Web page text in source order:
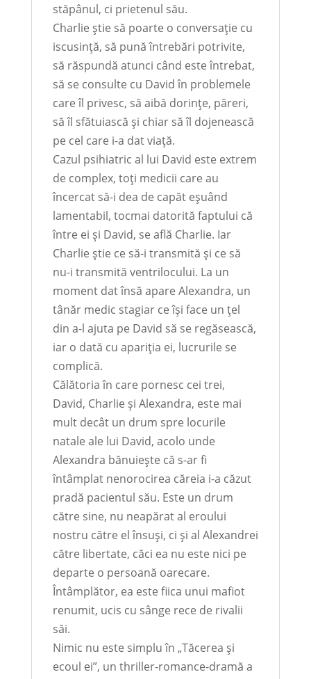
stăpânul, ci prietenul său.
Charlie știe să poarte o conversație cu
iscusință, să pună întrebări potrivite,
să răspundă atunci când este întrebat,
să se consulte cu David în problemele
care îl privesc, să aibă dorințe, păreri,
să îl sfătuiască și chiar să îl dojenească
pe cel care i-a dat viață.
Cazul psihiatric al lui David este extrem
de complex, toți medicii care au
încercat să-i dea de capăt eșuând
lamentabil, tocmai datorită faptului că
între ei și David, se află Charlie. Iar
Charlie știe ce să-i transmită și ce să
nu-i transmită ventrilocului. La un
moment dat însă apare Alexandra, un
tânăr medic stagiar ce își face un țel
din a-l ajuta pe David să se regăsească,
iar o dată cu apariția ei, lucrurile se
complică.
Călătoria în care pornesc cei trei,
David, Charlie și Alexandra, este mai
mult decât un drum spre locurile
natale ale lui David, acolo unde
Alexandra bănuiește că s-ar fi
întâmplat nenorocirea căreia i-a căzut
pradă pacientul său. Este un drum
către sine, nu neapărat al eroului
nostru către el însuși, ci și al Alexandrei
către libertate, căci ea nu este nici pe
departe o persoană oarecare.
Întâmplător, ea este fiica unui mafiot
renumit, ucis cu sânge rece de rivalii
săi.
Nimic nu este simplu în „Tăcerea și
ecoul ei”, un thriller-romance-dramă a